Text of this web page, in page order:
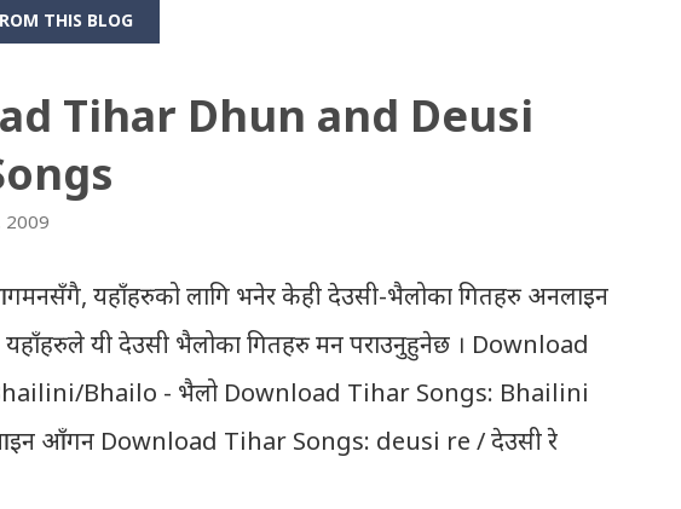
THIS BLOG
Tihar Dhun and Deusi
2009
यहाँहरुको लागि भनेर केही देउसी-भैलोका गितहरु अनलाइन
यी देउसी भैलोका गितहरु मन पराउनुहुनेछ । Download
Bhailo - भैलो Download Tihar Songs: Bhailini
आँगन Download Tihar Songs: deusi re / देउसी रे